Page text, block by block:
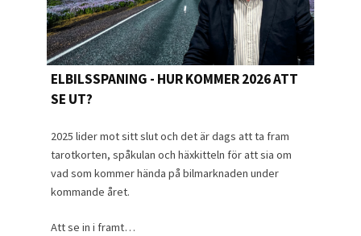
ELBILSSPANING - HUR KOMMER 2026 ATT
SE UT?
2025 lider mot sitt slut och det är dags att ta fram
tarotkorten, spåkulan och häxkitteln för att sia om
vad som kommer hända på bilmarknaden under
kommande året.
Att se in i framt…